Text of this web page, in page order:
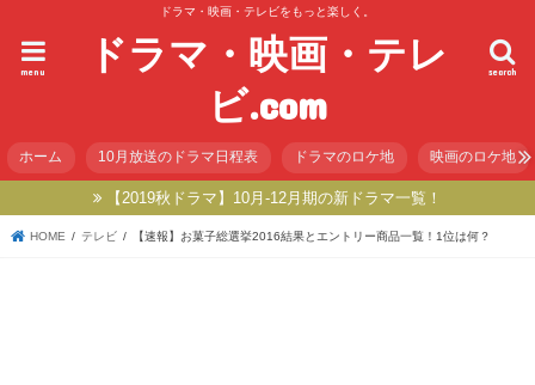
ドラマ・映画・テレビをもっと楽しく。
ドラマ・映画・テレ
ビ.com
search
menu
ホーム 10月放送のドラマ日程表 ドラマのロケ地 映画のロケ地
【2019秋ドラマ】10月-12月期の新ドラマ一覧！
HOME テレビ 【速報】お菓子総選挙2016結果とエントリー商品一覧！1位は何？